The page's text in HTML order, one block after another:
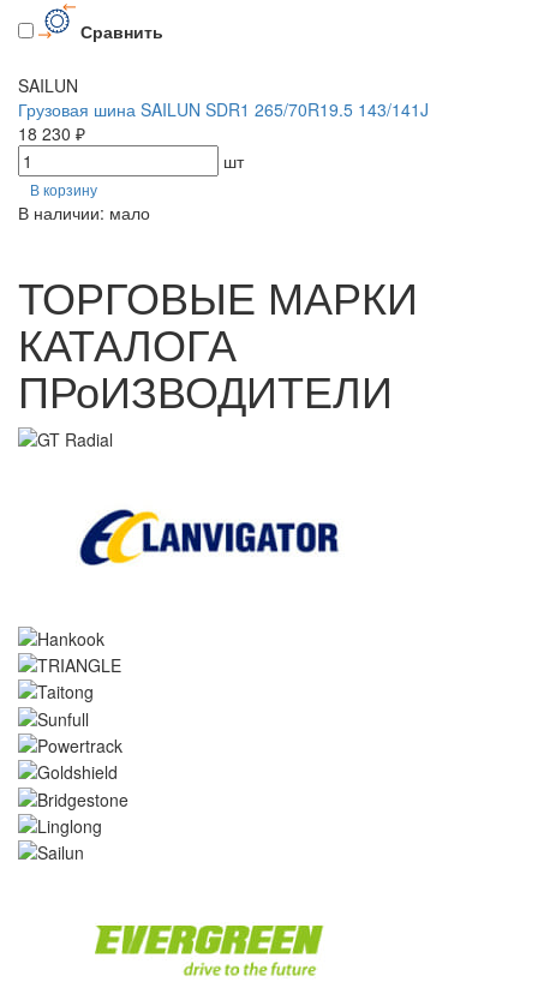
Сравнить
SAILUN
Грузовая шина SAILUN SDR1 265/70R19.5 143/141J
18 230 ₽
шт
В корзину
В наличии: мало
ТОРГОВЫЕ МАРКИ
КАТАЛОГА
ПРоИЗВОДИТЕЛИ